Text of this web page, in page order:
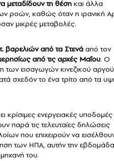
μεταδίδουν τη θέση και άλλα
ροών, καθώς όταν η ιρανική
μικρές μεταβολές.
βαρελιών από τα Στενά από τον
από τις αρχές Μαΐου. Ο
των εισαγωγών κινεζικού αργού
σχεδόν το ένα τρίτο από τα
κρίσιμες ενεργειακές υποδομές
παρά τις τελευταίες δηλώσεις
που επιχειρούν να
των ΗΠΑ, αυτήν την εβδομάδα
του.